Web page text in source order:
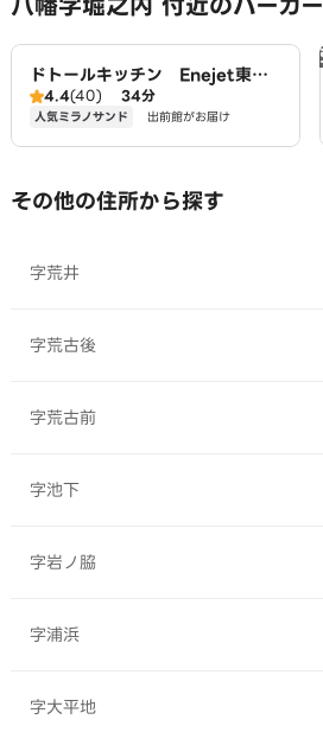
ドトールキッチン Enejet東海
加木屋店
4.4(40) 34分
人気ミラノサンド 出前館がお届け
その他の住所から探す
字荒井
字荒古後
字荒古前
字池下
字岩ノ脇
字浦浜
字大平地